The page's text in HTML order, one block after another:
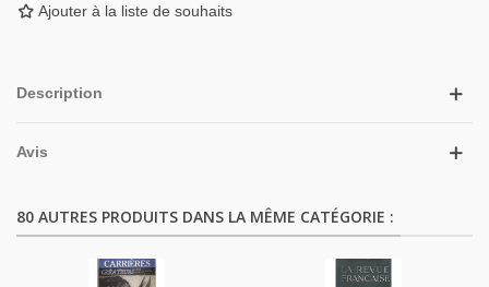
Ajouter à la liste de souhaits
Description
Avis
80 AUTRES PRODUITS DANS LA MÊME CATÉGORIE :